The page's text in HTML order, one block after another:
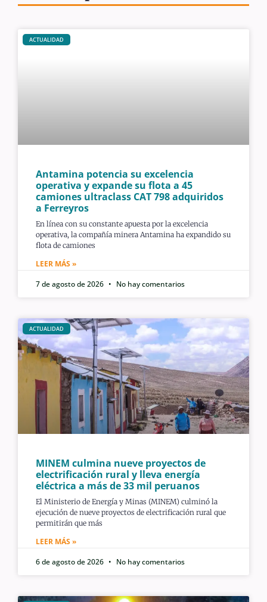
ACTUALIDAD
Antamina potencia su excelencia
operativa y expande su flota a 45
camiones ultraclass CAT 798 adquiridos
a Ferreyros
En línea con su constante apuesta por la excelencia
operativa, la compañía minera Antamina ha expandido su
flota de camiones
LEER MÁS »
7 de agosto de 2026
No hay comentarios
ACTUALIDAD
MINEM culmina nueve proyectos de
electrificación rural y lleva energía
eléctrica a más de 33 mil peruanos
El Ministerio de Energía y Minas (MINEM) culminó la
ejecución de nueve proyectos de electrificación rural que
permitirán que más
LEER MÁS »
6 de agosto de 2026
No hay comentarios